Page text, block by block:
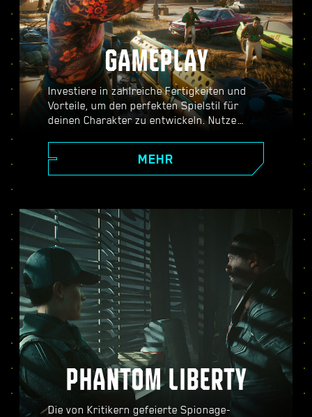
GAMEPLAY
Investiere in zahlreiche Fertigkeiten und
Vorteile, um den perfekten Spielstil für
deinen Charakter zu entwickeln. Nutze
besten Söldner der Stadt zu werden.
Stürme mit gezückten Waffen in den Kampf,
schleiche dich unbemerkt durch gut
bewachte Orte.
MEHR
PHANTOM LIBERTY
Die von Kritikern gefeierte Spionage-